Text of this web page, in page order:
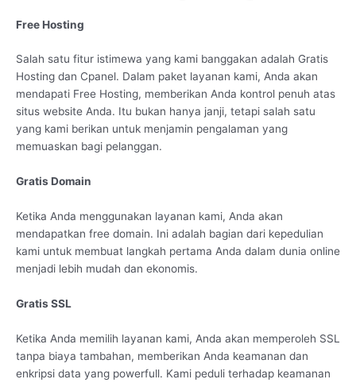
Free Hosting
Salah satu fitur istimewa yang kami banggakan adalah Gratis
Hosting dan Cpanel. Dalam paket layanan kami, Anda akan
mendapati Free Hosting, memberikan Anda kontrol penuh atas
situs website Anda. Itu bukan hanya janji, tetapi salah satu
yang kami berikan untuk menjamin pengalaman yang
memuaskan bagi pelanggan.
Gratis Domain
Ketika Anda menggunakan layanan kami, Anda akan
mendapatkan free domain. Ini adalah bagian dari kepedulian
kami untuk membuat langkah pertama Anda dalam dunia online
menjadi lebih mudah dan ekonomis.
Gratis SSL
Ketika Anda memilih layanan kami, Anda akan memperoleh SSL
tanpa biaya tambahan, memberikan Anda keamanan dan
enkripsi data yang powerfull. Kami peduli terhadap keamanan